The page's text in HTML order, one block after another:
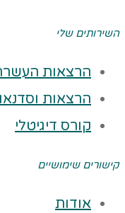
השירותים שלי
הרצאות
הרצאות
קורס דיגיטלי
קישורים שימושיים
אודות